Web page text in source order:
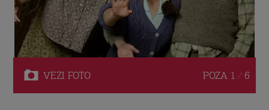
VEZI FOTO POZA 1 / 6